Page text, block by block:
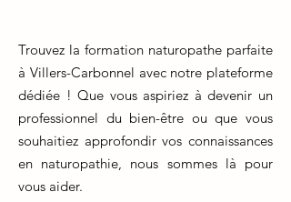
Trouvez la formation naturopathe parfaite
à Villers-Carbonnel avec notre plateforme
dédiée ! Que vous aspiriez à devenir un
professionnel du bien-être ou que vous
souhaitiez approfondir vos connaissances
en naturopathie, nous sommes là pour
vous aider.